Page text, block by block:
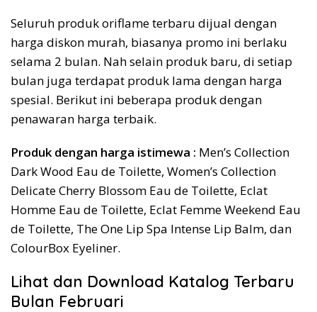
Seluruh produk oriflame terbaru dijual dengan
harga diskon murah, biasanya promo ini berlaku
selama 2 bulan. Nah selain produk baru, di setiap
bulan juga terdapat produk lama dengan harga
spesial. Berikut ini beberapa produk dengan
penawaran harga terbaik.
Produk dengan harga istimewa : Men’s Collection
Dark Wood Eau de Toilette, Women’s Collection
Delicate Cherry Blossom Eau de Toilette, Eclat
Homme Eau de Toilette, Eclat Femme Weekend Eau
de Toilette, The One Lip Spa Intense Lip Balm, dan
ColourBox Eyeliner.
Lihat dan Download Katalog Terbaru
Bulan Februari